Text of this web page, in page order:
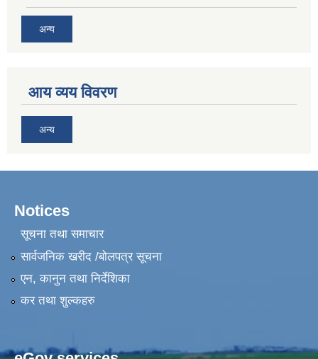
अन्य
आय व्यय विवरण
अन्य
Notices
सूचना तथा समाचार
सार्वजनिक खरीद /बोलपत्र सूचना
एन, कानुन तथा निर्देशिका
कर तथा शुल्कहरु